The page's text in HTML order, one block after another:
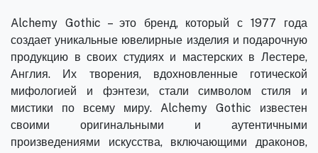
Alchemy Gothic – это бренд, который с 1977 года
создает уникальные ювелирные изделия и подарочную
продукцию в своих студиях и мастерских в Лестере,
Англия. Их творения, вдохновленные готической
мифологией и фэнтези, стали символом стиля и
мистики по всему миру. Alchemy Gothic известен
своими оригинальными и аутентичными
произведениями искусства, включающими драконов,